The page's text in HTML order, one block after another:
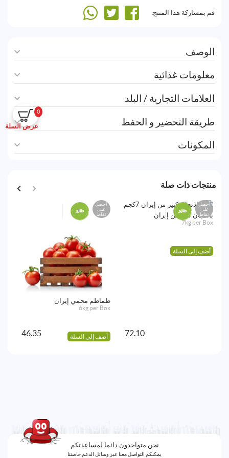
0
عرض السلة
قم بمشاركة هذا المنتج:
الوصف
معلومات غذائية
العلامات التجارية / البلد
طريقة التحضير و الحفظ
المكونات
منتجات ذات صلة
احصل
على
نقاط
باذنجان كبير من إيران
7kg per Box
أضف إلى السلة
72.10
احصل
على
نقاط
طماطم محمي إيران
6kg per Box
أضف إلى السلة 46.35
نحن متواجدون دائما لمساعدتكم
يمكنكم التواصل معنا عبر وسائل الدعم خاصتنا